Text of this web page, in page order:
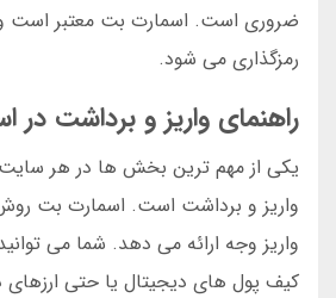
ضروری است. اسمارت بت معتبر است
رمزگذاری می شود.
راهنمای واریز و برداشت در
یکی از مهم ترین بخش ها در هر
واریز و برداشت است. اسمارت بت
واریز وجه ارائه می دهد. شما می
کیف پول های دیجیتال یا حتی ارزهای